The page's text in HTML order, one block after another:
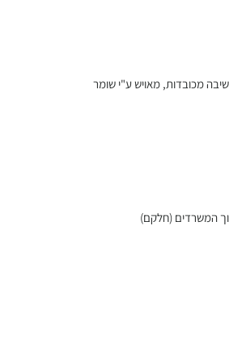
מכובדות, מאויש ע"י שומר
המשרדים (חלקם)